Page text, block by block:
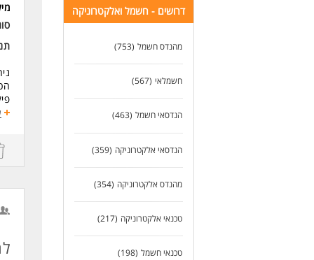
דרושים - חשמל ואלקטרוניקה
מהנדס חשמל (753)
חשמלאי (567)
הנדסאי חשמל (463)
הנדסאי אלקטרוניקה (359)
מהנדס אלקטרוניקה (354)
טכנאי אלקטרוניקה (217)
טכנאי חשמל (198)